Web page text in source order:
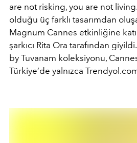
are not risking, you are not
olduğu üç farklı tasarımdan
Magnum Cannes etkinliğine
şarkıcı Rita Ora tarafından
by Tuvanam koleksiyonu,
Türkiye’de yalnızca